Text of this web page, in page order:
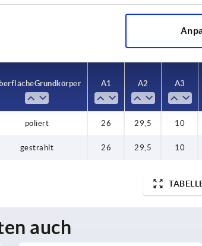
werden in regelmäßigen Abständen mehrmals täglich
Grundkörper A1 A2 A3
poliert 26 29,5 10
gestrahlt 26 29,5 10
auch